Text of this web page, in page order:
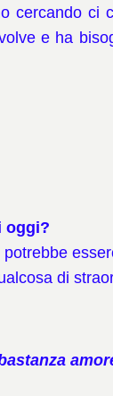
ci
e ha
oggi?
di